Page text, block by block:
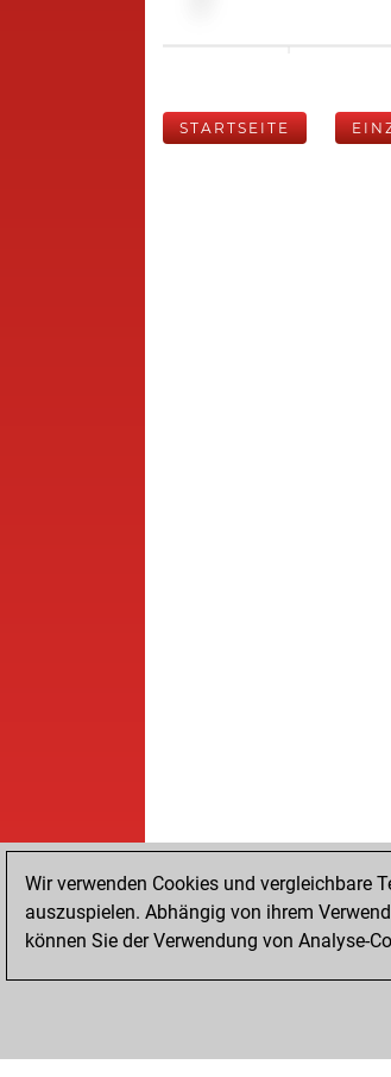
STARTSEITE
Wir verwenden Cookies und vergleichbare
auszuspielen. Abhängig von ihrem
können Sie der Verwendung von Analyse-